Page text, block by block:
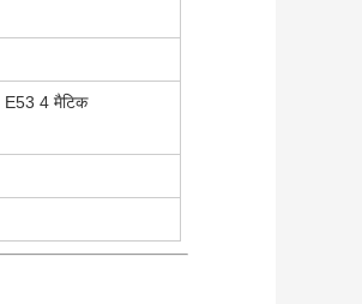
E53 4 मैटिक